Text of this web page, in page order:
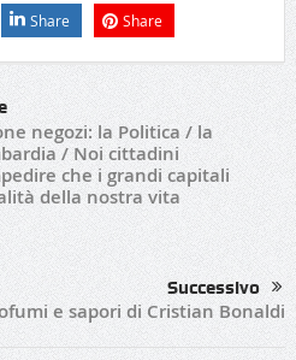
Share Share
negozi: la Politica / la
/ Noi cittadini
che i grandi capitali
della nostra vita
Successivo
e sapori di Cristian Bonaldi